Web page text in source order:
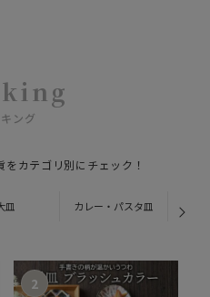
ング
カテゴリ別にチェック！
皿 カレー・パスタ皿